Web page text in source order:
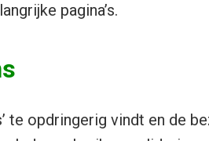
pagina’s.
te opdringerig vindt en de